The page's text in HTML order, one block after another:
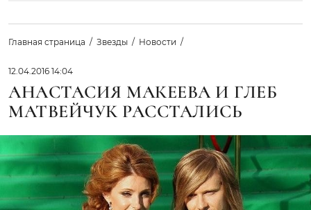
Главная страница Звезды Новости
12.04.2016 14:04
АНАСТАСИЯ МАКЕЕВА И ГЛЕБ
МАТВЕЙЧУК РАССТАЛИСЬ